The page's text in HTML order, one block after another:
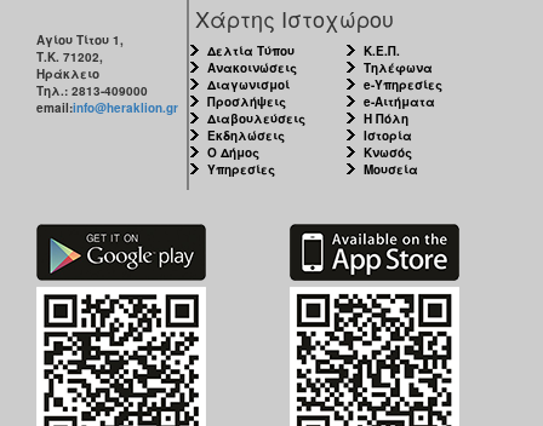
Αγίου Τίτου 1,
Τ.Κ. 71202,
Ηράκλειο
Τηλ.: 2813-409000
email:info@heraklion.gr
Χάρτης Ιστοχώρου
Δελτία Τύπου
Ανακοινώσεις
Διαγωνισμοί
Προσλήψεις
Διαβουλεύσεις
Εκδηλώσεις
Ο Δήμος
Υπηρεσίες
Κ.Ε.Π.
Τηλέφωνα
e-Υπηρεσίες
e-Αιτήματα
Η Πόλη
Ιστορία
Κνωσός
Μουσεία